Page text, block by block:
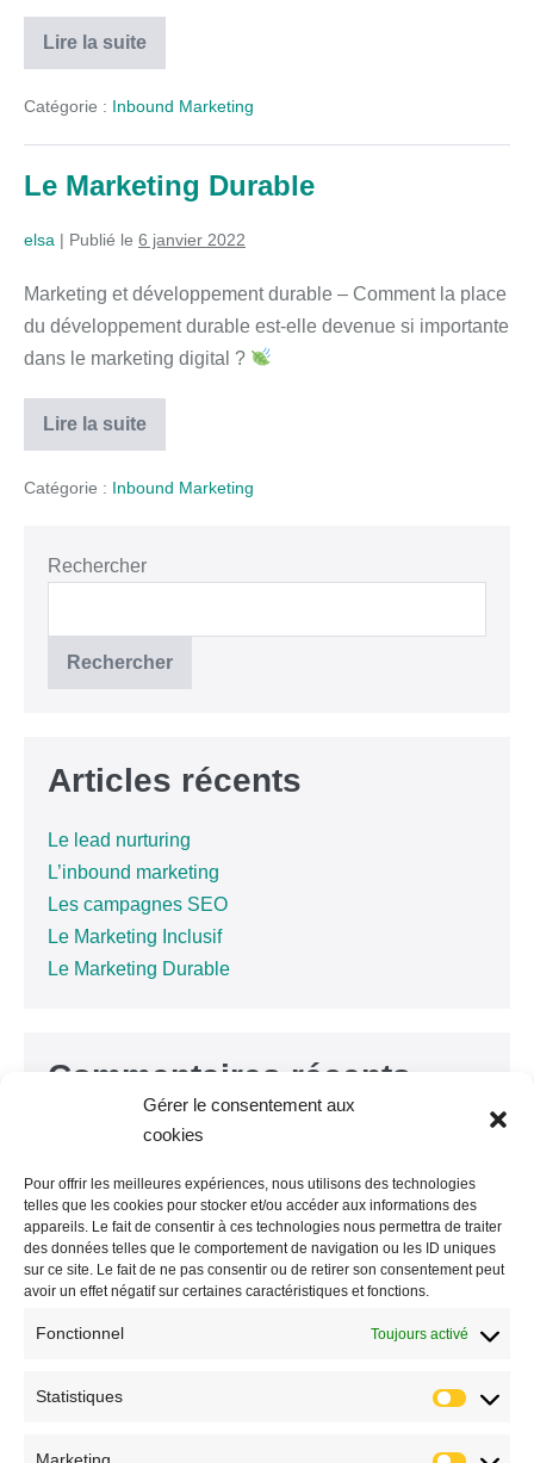
Gérer le consentement aux
cookies
Pour offrir les meilleures expériences, nous utilisons des technologies
telles que les cookies pour stocker et/ou accéder aux informations des
appareils. Le fait de consentir à ces technologies nous permettra de traiter
des données telles que le comportement de navigation ou les ID uniques
sur ce site. Le fait de ne pas consentir ou de retirer son consentement peut
avoir un effet négatif sur certaines caractéristiques et fonctions.
Fonctionnel Toujours activé
Statistiques
Lire la suite
Catégorie : Inbound Marketing
Le Marketing Durable
elsa | Publié le 6 janvier 2022
Marketing et développement durable – Comment la place
du développement durable est-elle devenue si importante
dans le marketing digital ?
Lire la suite
Catégorie : Inbound Marketing
Rechercher
Rechercher
Articles récents
Le lead nurturing
L’inbound marketing
Les campagnes SEO
Le Marketing Inclusif
Le Marketing Durable
Commentaires récents
Aucun commentaire à afficher.
Archives
mars 2022
février 2022